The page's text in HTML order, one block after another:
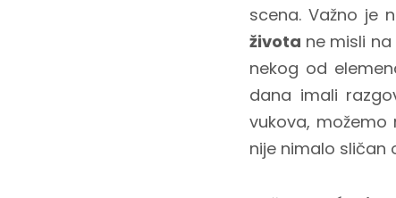
scena. Važno je
života ne misli
nekog od
dana imali
vukova,
nije nimalo sličan